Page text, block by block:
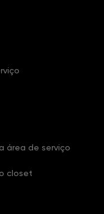
área de serviço
closet